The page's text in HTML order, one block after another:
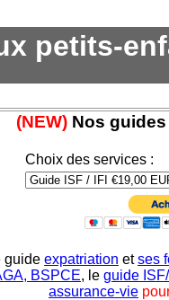
petits-
(NEW)Nos guides
Choix des services :
guide expatriation etses
BSPCE, le guide ISF/
assurance-vie